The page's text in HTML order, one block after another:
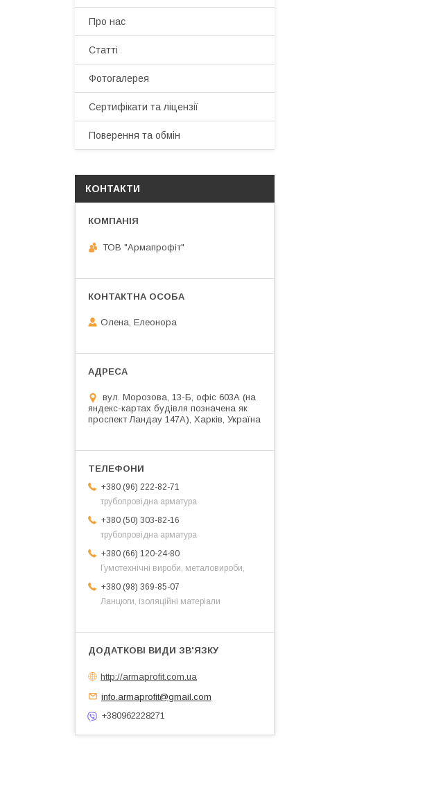
Про нас
Статті
Фотогалерея
Сертифікати та ліцензії
Поверення та обмін
КОНТАКТИ
ТОВ "Армапрофіт"
Олена, Елеонора
вул. Морозова, 13-Б, офіс 603А (на
яндекс-картах будівля позначена як
проспект Ландау 147А), Харків, Україна
+380 (96) 222-82-71
трубопровідна арматура
+380 (50) 303-82-16
трубопровідна арматура
+380 (66) 120-24-80
Гумотехнічні вироби, металовироби,
+380 (98) 369-85-07
Ланцюги, ізоляційні матеріали
http://armaprofit.com.ua
info.armaprofit@gmail.com
+380962228271